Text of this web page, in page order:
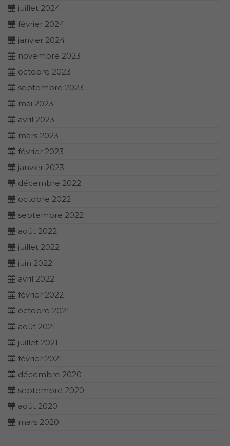
juillet 2024
février 2024
janvier 2024
novembre 2023
octobre 2023
septembre 2023
mai 2023
avril 2023
mars 2023
février 2023
janvier 2023
décembre 2022
octobre 2022
septembre 2022
août 2022
juillet 2022
juin 2022
avril 2022
février 2022
octobre 2021
août 2021
juillet 2021
février 2021
décembre 2020
septembre 2020
août 2020
mars 2020